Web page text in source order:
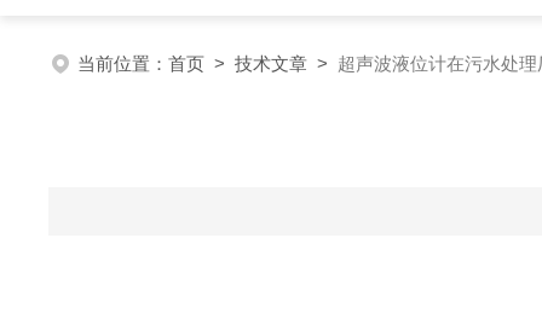
当前位置： 首页 > 技术文章 > 超声波液位计在污水处